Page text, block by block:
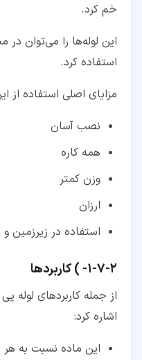
خم کرد.
این لوله‌ها را می‌توان
استفاده کرد.
مزایای اصلی استفاده از
نصب آسان
همه کاره
وزن کمتر
ارزان
استفاده در زیرزمین
۲‏-‏۷‏-‏۱‏- ) کاربردها
از جمله کاربردهای لوله
اشاره کرد:
این ماده نسبت به هر